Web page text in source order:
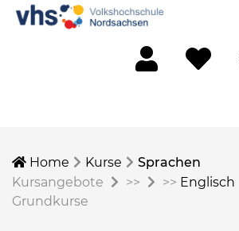
Home Kurse
Sprachen
Kursangebote
>> >> Englisch
Grundkurse